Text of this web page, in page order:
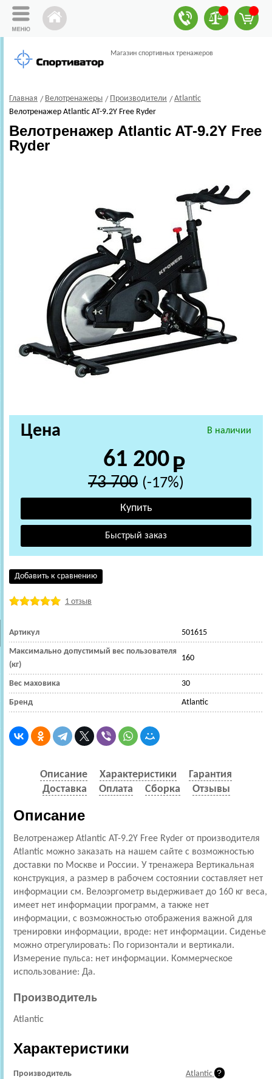
Магазин спортивных тренажеров
Главная Велотренажеры Производители
Atlantic
Велотренажер Atlantic AT-9.2Y Free Ryder
Велотренажер Atlantic AT-9.2Y Free
Ryder
В наличии
Цена
61 200
73 700 (-17%)
Добавить к сравнению
1 отзыв
Артикул 501615
Максимально допустимый вес пользователя
(кг)
160
Вес маховика 30
Бренд Atlantic
Описание Характеристики
Гарантия
Доставка
Оплата Сборка Отзывы
Описание
Велотренажер Atlantic AT-9.2Y Free Ryder от производителя
Atlantic можно заказать на нашем сайте с возможностью
доставки по Москве и России. У тренажера Вертикальная
конструкция, а размер в рабочем состоянии составляет нет
информации см. Велоэргометр выдерживает до 160 кг веса,
имеет нет информации программ, а также нет
информации, с возможностью отображения важной для
тренировки информации, вроде: нет информации. Сиденье
можно отрегулировать: По горизонтали и вертикали.
Измерение пульса: нет информации. Коммерческое
использование: Да.
Производитель
Atlantic
Характеристики
Производитель Atlantic